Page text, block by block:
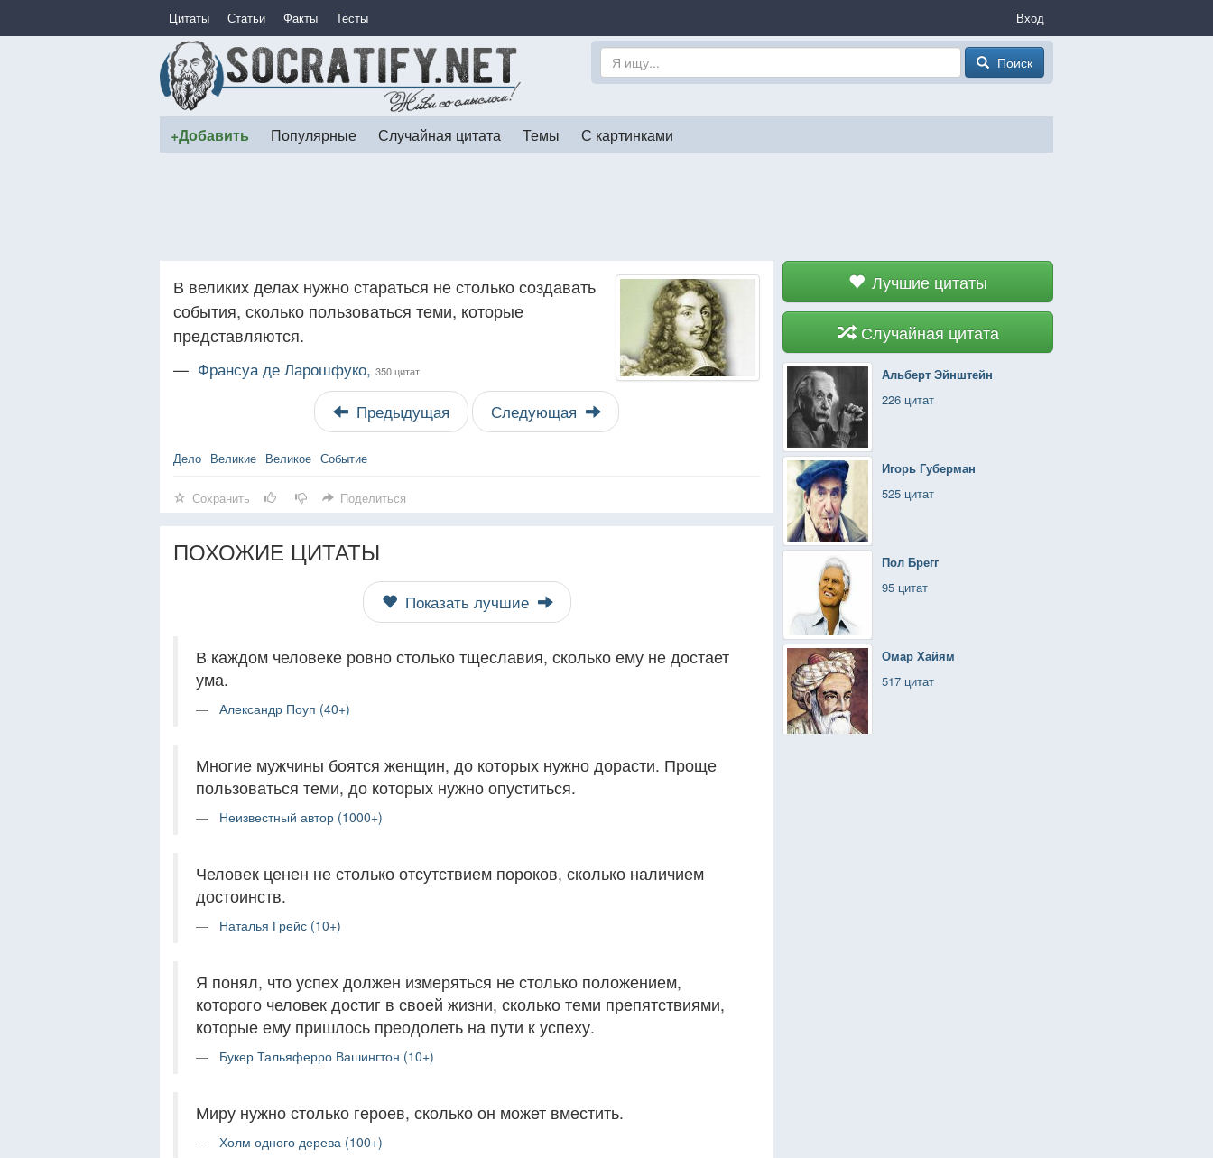
Цитаты Статьи Факты Тесты Вход
Поиск
+Добавить Популярные Случайная цитата Темы С картинками
Лучшие цитаты
Случайная цитата
Альберт Эйнштейн
226 цитат
Игорь Губерман
525 цитат
Пол Брегг
95 цитат
Омар Хайям
517 цитат
В великих делах нужно стараться не столько создавать
события, сколько пользоваться теми, которые
представляются.
— Франсуа де Ларошфуко, 350 цитат
Предыдущая Следующая
Дело Великие Великое Событие
Сохранить Поделиться
ПОХОЖИЕ ЦИТАТЫ
Показать лучшие
В каждом человеке ровно столько тщеславия, сколько ему не достает
ума.
Александр Поуп (40+)
Многие мужчины боятся женщин, до которых нужно дорасти. Проще
пользоваться теми, до которых нужно опуститься.
Неизвестный автор (1000+)
Человек ценен не столько отсутствием пороков, сколько наличием
достоинств.
Наталья Грейс (10+)
Я понял, что успех должен измеряться не столько положением,
которого человек достиг в своей жизни, сколько теми препятствиями,
которые ему пришлось преодолеть на пути к успеху.
Букер Тальяферро Вашингтон (10+)
Миру нужно столько героев, сколько он может вместить.
Холм одного дерева (100+)